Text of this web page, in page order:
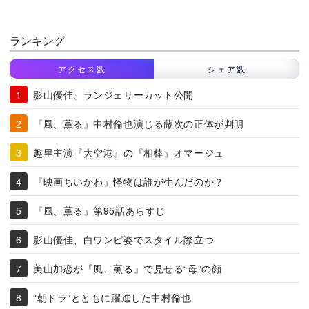
ランキング
アクセス数 シェア数
影山優佳、ランジェリーカット公開
『風、薫る』中村倫也演じる藤次の正体が判明
趣里主演『大空港』の『相棒』オマージュ
『映画ちいかわ』怪物は誰が生んだのか？
『風、薫る』第95話あらすじ
影山優佳、白ワンピ姿でスタイル際立つ
美山加恋が『風、薫る』で見せる“母”の顔
“朝ドラ”とともに躍進した中村倫也